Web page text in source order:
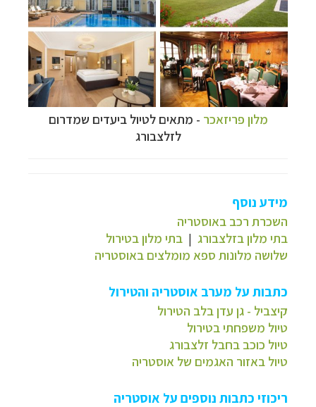
מלון פריזאכר - מתאים לטיול ביעדים שמדרום
לזלצבורג
מידע נוסף
השכרת רכב באוסטריה
בתי מלון בזלצבורג | בתי מלון בטירול
שלושה מלונות ספא מומלצים באוסטריה
כתבות על מערב אוסטריה והטירול
קיצביל - גן עדן בלב הטירול
טיול משפחתי בטירול
טיול כוכב בחבל זלצבורג
טיול באזור האגמים של אוסטריה
ריכוזי כתבות נוספים על אוסטריה